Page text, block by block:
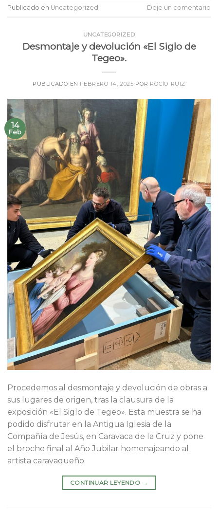
Publicado en Uncategorized Deje un comentario
UNCATEGORIZED
Desmontaje y devolución «El Siglo de
Tegeo».
PUBLICADO EN FEBRERO 14, 2025 POR ROCÍO RUIZ
14
Feb
Procedemos al desmontaje y devolución de obras a
sus lugares de origen, tras la clausura de la
exposición «El Siglo de Tegeo». Esta muestra se ha
podido disfrutar en la Antigua Iglesia de la
Compañía de Jesús, en Caravaca de la Cruz y pone
el broche final al Año Jubilar homenajeando al
artista caravaqueño.
CONTINUAR LEYENDO →